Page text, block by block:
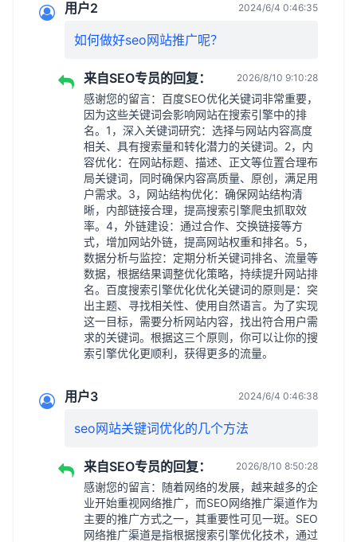
用户2 2024/6/4 0:46:35
如何做好seo网站推广呢？
来自SEO专员的回复： 2026/8/10 9:10:28
感谢您的留言：百度SEO优化关键词非常重要，
因为这些关键词会影响网站在搜索引擎中的排
名。1，深入关键词研究：选择与网站内容高度
相关、具有搜索量和转化潜力的关键词。2，内
容优化：在网站标题、描述、正文等位置合理布
局关键词，同时确保内容高质量、原创，满足用
户需求。3，网站结构优化：确保网站结构清
晰，内部链接合理，提高搜索引擎爬虫抓取效
率。4，外链建设：通过合作、交换链接等方
式，增加网站外链，提高网站权重和排名。5，
数据分析与监控：定期分析关键词排名、流量等
数据，根据结果调整优化策略，持续提升网站排
名。百度搜索引擎优化优化关键词的原则是：突
出主题、寻找相关性、使用自然语言。为了实现
这一目标，需要分析网站内容，找出符合用户需
求的关键词。根据这三个原则，你可以让你的搜
索引擎优化更顺利，获得更多的流量。
用户3 2024/6/4 0:46:38
seo网站关键词优化的几个方法
来自SEO专员的回复： 2026/8/10 8:50:28
感谢您的留言：随着网络的发展，越来越多的企
业开始重视网络推广，而SEO网络推广渠道作为
主要的推广方式之一，其重要性可见一斑。SEO
网络推广渠道是指根据搜索引擎优化技术，通过